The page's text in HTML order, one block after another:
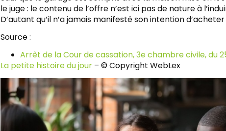
le juge : le contenu de l’offre n’est ici pas de nature à
D’autant qu’il n’a jamais manifesté son intention
Source :
Arrêt de la Cour de cassation, 3e chambre civile, du
La petite histoire du jour– © Copyright WebLex